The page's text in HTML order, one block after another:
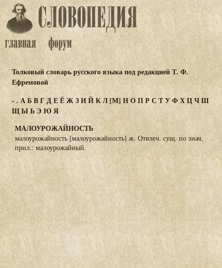
Толковый словарь русского языка под редакцией Т. Ф.
Ефремовой
- . АБВГДЕЁЖЗИЙКЛ[М] НОПРС ТУФХЦЧШ
ЩЫЬЭ ЮЯ
МАЛОУРОЖАЙНОСТЬ
малоурожайность [малоурожайность] ж. Отвлеч. сущ. по знач.
прил.: малоурожайный.